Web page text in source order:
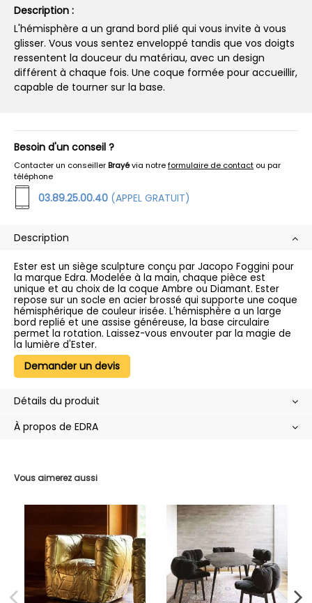
Description :
L'hémisphère a un grand bord plié qui vous invite à vous
glisser. Vous vous sentez enveloppé tandis que vos doigts
ressentent la douceur du matériau, avec un design
différent à chaque fois. Une coque formée pour accueillir,
capable de tourner sur la base.
Besoin d'un conseil ?
Contacter un conseillerBrayévia notreformulaire de contact ou par
téléphone
03.89.25.00.40 (APPEL GRATUIT)
Vous aimerez aussi
Description
Ester est un siège sculpture conçu par Jacopo Foggini pour
la marque Edra. Modelée à la main, chaque pièce est
unique et au choix de la coque Ambre ou Diamant. Ester
repose sur un socle en acier brossé qui supporte une coque
hémisphérique de couleur irisée. L'hémisphère a un large
bord replié et une assise généreuse, la base circulaire
permet la rotation. Laissez-vous envouter par la magie de
la lumière d'Ester.
Demander un devis
Détails du produit
À propos de EDRA